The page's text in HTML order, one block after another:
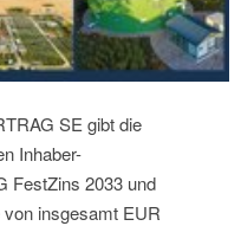
SE gibt die
Inhaber-
FestZins 2033 und
insgesamt EUR